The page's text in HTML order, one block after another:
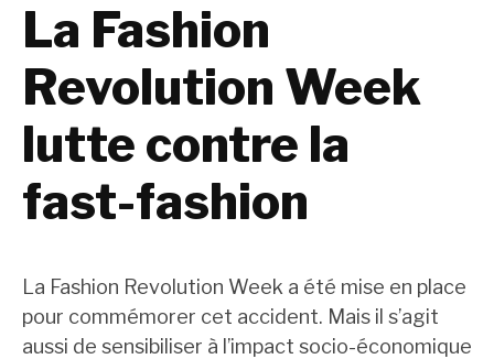
La Fashion
Revolution Week
lutte contre la
fast-fashion
La Fashion Revolution Week a été mise en place
pour commémorer cet accident. Mais il s’agit
aussi de sensibiliser à l’impact socio-économique